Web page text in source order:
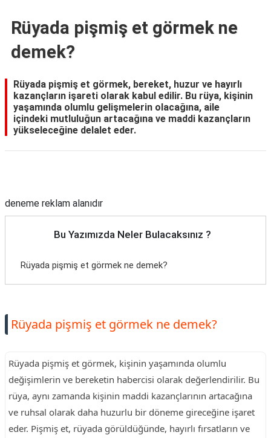
Rüyada pişmiş et görmek ne
demek?
Rüyada pişmiş et görmek, bereket, huzur ve hayırlı
kazançların işareti olarak kabul edilir. Bu rüya, kişinin
yaşamında olumlu gelişmelerin olacağına, aile
içindeki mutluluğun artacağına ve maddi kazançların
yükseleceğine delalet eder.
deneme reklam alanıdır
Bu Yazımızda Neler Bulacaksınız ?
Rüyada pişmiş et görmek ne demek?
Rüyada pişmiş et görmek ne demek?
Rüyada pişmiş et görmek, kişinin yaşamında olumlu
değişimlerin ve bereketin habercisi olarak değerlendirilir. Bu
rüya, aynı zamanda kişinin maddi kazançlarının artacağına
ve ruhsal olarak daha huzurlu bir döneme gireceğine işaret
eder. Pişmiş et, rüyada görüldüğünde, hayırlı fırsatların ve